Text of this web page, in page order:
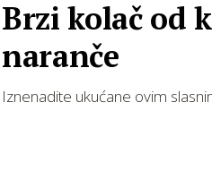
Brzi kolač od
naranče
Iznenadite ukućane ovim